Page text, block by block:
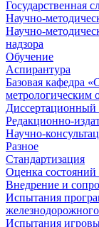
Государственная
Научно-
Научно-
надзора
Обучение
Аспирантура
Базовая кафедра
метрологическим
Диссертационный
Редакционно-
Научно-
Разное
Стандартизация
Оценка состояний
Внедрение и
Испытания
Испытания